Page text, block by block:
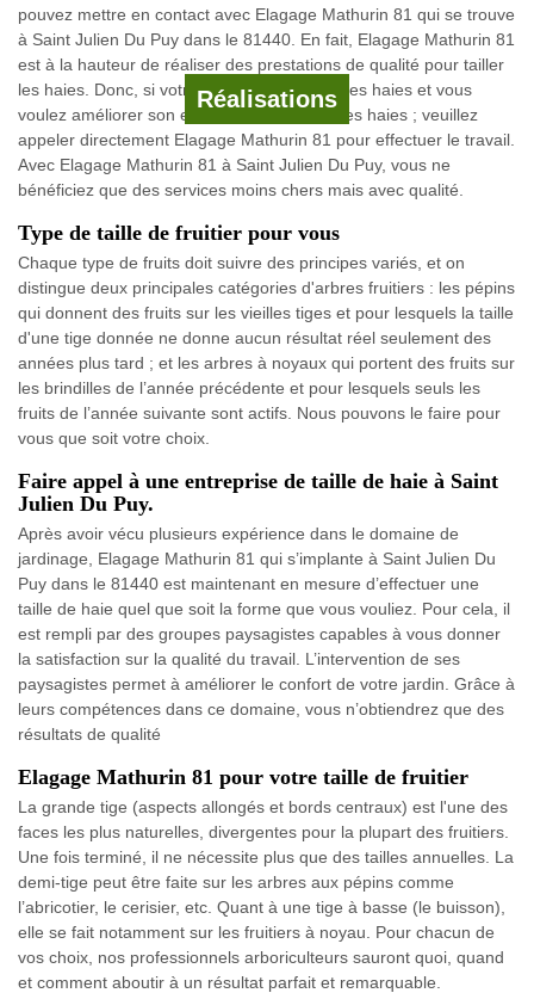
Réalisations
pouvez mettre en contact avec Elagage Mathurin 81 qui se trouve
à Saint Julien Du Puy dans le 81440. En fait, Elagage Mathurin 81
est à la hauteur de réaliser des prestations de qualité pour tailler
les haies. Donc, si votre jardin est entouré des haies et vous
voulez améliorer son esthétique en taillant les haies ; veuillez
appeler directement Elagage Mathurin 81 pour effectuer le travail.
Avec Elagage Mathurin 81 à Saint Julien Du Puy, vous ne
bénéficiez que des services moins chers mais avec qualité.
Type de taille de fruitier pour vous
Chaque type de fruits doit suivre des principes variés, et on
distingue deux principales catégories d'arbres fruitiers : les pépins
qui donnent des fruits sur les vieilles tiges et pour lesquels la taille
d'une tige donnée ne donne aucun résultat réel seulement des
années plus tard ; et les arbres à noyaux qui portent des fruits sur
les brindilles de l’année précédente et pour lesquels seuls les
fruits de l’année suivante sont actifs. Nous pouvons le faire pour
vous que soit votre choix.
Faire appel à une entreprise de taille de haie à Saint
Julien Du Puy.
Après avoir vécu plusieurs expérience dans le domaine de
jardinage, Elagage Mathurin 81 qui s’implante à Saint Julien Du
Puy dans le 81440 est maintenant en mesure d’effectuer une
taille de haie quel que soit la forme que vous vouliez. Pour cela, il
est rempli par des groupes paysagistes capables à vous donner
la satisfaction sur la qualité du travail. L’intervention de ses
paysagistes permet à améliorer le confort de votre jardin. Grâce à
leurs compétences dans ce domaine, vous n’obtiendrez que des
résultats de qualité
Elagage Mathurin 81 pour votre taille de fruitier
La grande tige (aspects allongés et bords centraux) est l'une des
faces les plus naturelles, divergentes pour la plupart des fruitiers.
Une fois terminé, il ne nécessite plus que des tailles annuelles. La
demi-tige peut être faite sur les arbres aux pépins comme
l’abricotier, le cerisier, etc. Quant à une tige à basse (le buisson),
elle se fait notamment sur les fruitiers à noyau. Pour chacun de
vos choix, nos professionnels arboriculteurs sauront quoi, quand
et comment aboutir à un résultat parfait et remarquable.